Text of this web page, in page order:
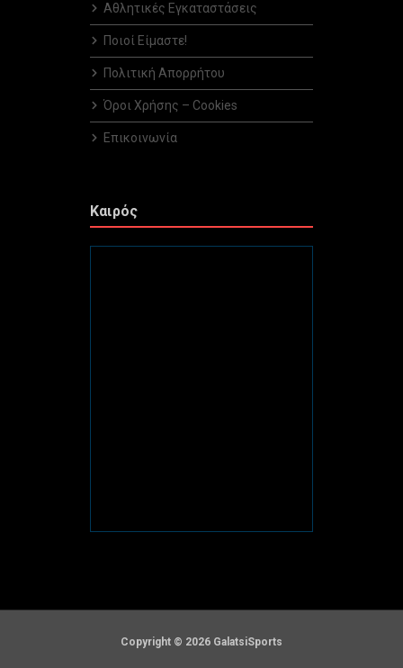
Αθλητικές Εγκαταστάσεις
Ποιοί Είμαστε!
Πολιτική Απορρήτου
Όροι Χρήσης – Cookies
Επικοινωνία
Καιρός
Copyright © 2026 GalatsiSports